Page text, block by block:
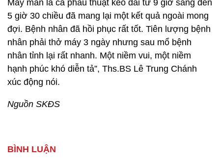
May mắn là ca phẫu thuật kéo dài từ 9 giờ sáng đến
5 giờ 30 chiều đã mang lại một kết quả ngoài mong
đợi. Bệnh nhân đã hồi phục rất tốt. Tiên lượng bệnh
nhân phải thở máy 3 ngày nhưng sau mổ bệnh
nhân tỉnh lại rất nhanh. Một niềm vui, một niềm
hạnh phúc khó diễn tả”, Ths.BS Lê Trung Chánh
xúc động nói.
Nguồn SKĐS